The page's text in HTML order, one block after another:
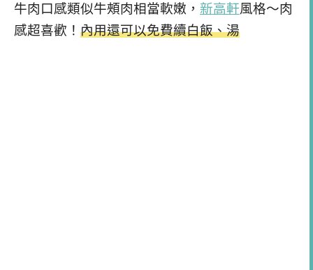
牛肉口感類似牛頰肉相當軟嫩， 新高軒風格～肉
感超喜歡！ 內用還可以免費續白飯、湯